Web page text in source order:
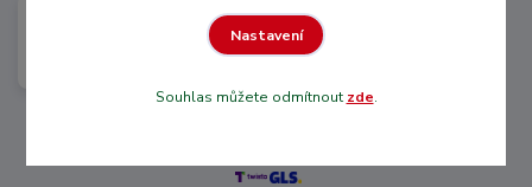
VYSOKÁ KVALITA PRODUKTŮ
Naše produkty jsou vyrobeny z kvalitních a UV
Nastavení
Souhlas můžete odmítnout zde.